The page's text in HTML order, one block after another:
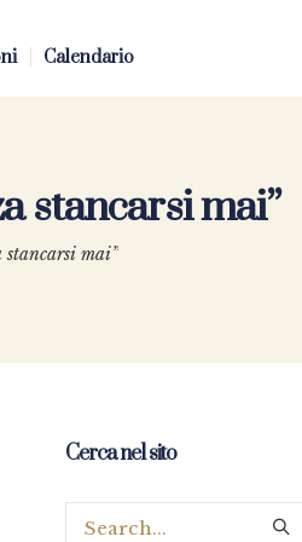
Calendario
stancarsi mai”
stancarsi mai”
Cerca nel sito